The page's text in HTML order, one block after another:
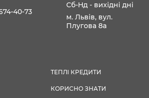
40-73
Сб-Нд - вихідні дні
м. Львів, вул.
Плугова 8а
ТЕПЛІ КРЕДИТИ
КОРИСНО ЗНАТИ